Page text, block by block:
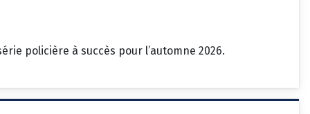
policière à succès pour l’automne 2026.